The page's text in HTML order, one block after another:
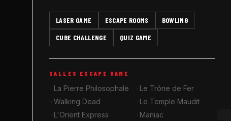
LASER GAME ESCAPE ROOMS
BOWLING
CUBE CHALLENGE
QUIZ GAME
SALLES ESCAPE GAME
La Pierre Philosophale
Le Trône de Fer
Walking Dead
Le Temple Maudit
L'Orient Express
Maniac